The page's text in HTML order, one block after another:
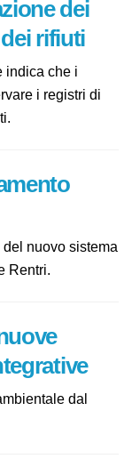
dei
dei rifiuti
indica che i
nuove